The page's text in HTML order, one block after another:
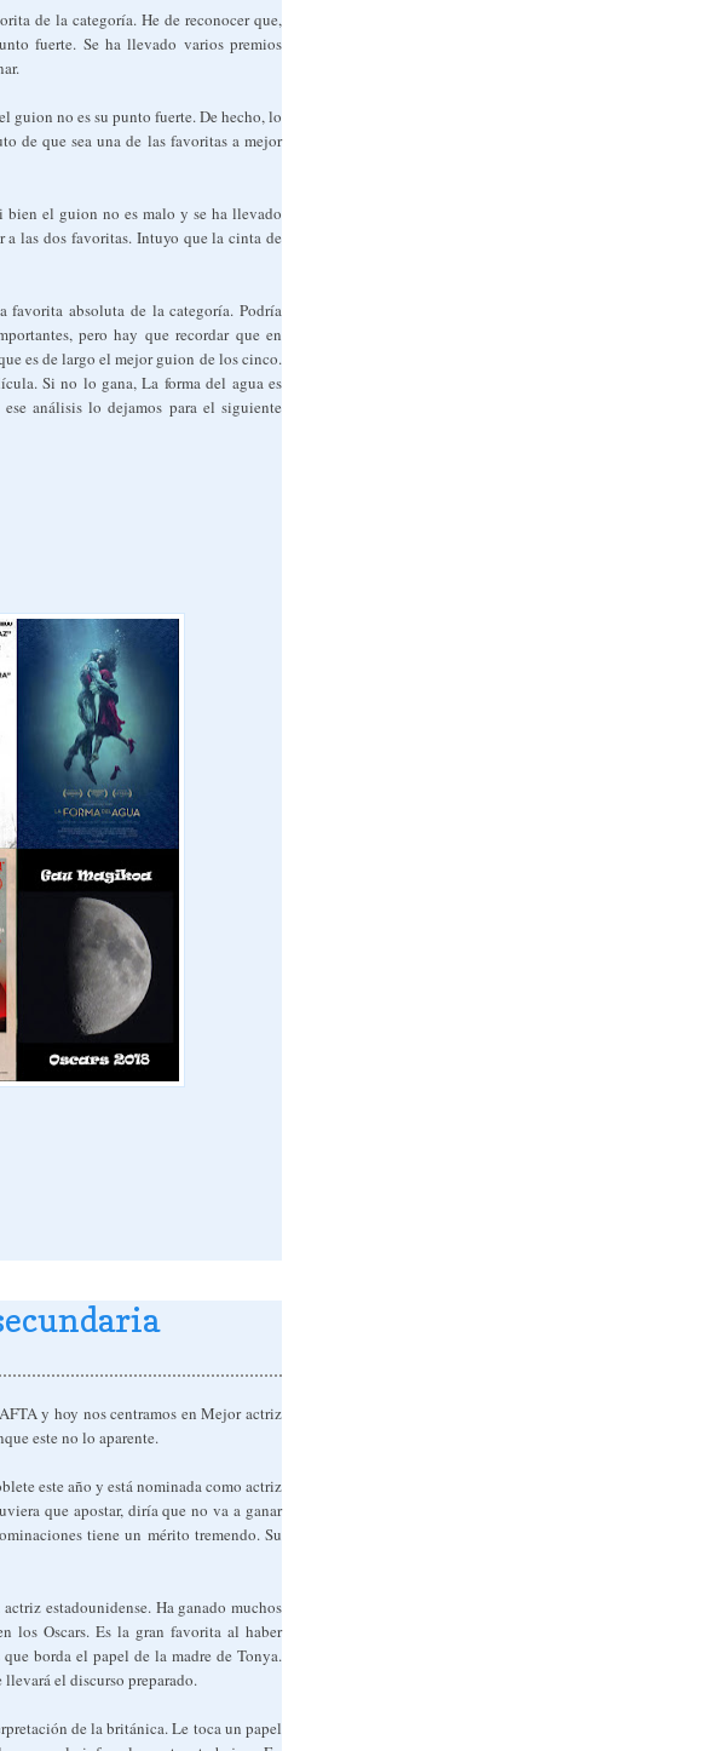
de la categoría. He de reconocer que,
fuerte. Se ha llevado varios premios
guion no es su punto fuerte. De hecho, lo
de que sea una de las favoritas a mejor
bien el guion no es malo y se ha llevado
a las dos favoritas. Intuyo que la cinta de
favorita absoluta de la categoría. Podría
pero hay que recordar que en
es de largo el mejor guion de los cinco.
Si no lo gana, La forma del agua es
análisis lo dejamos para el siguiente
y hoy nos centramos en Mejor actriz
este no lo aparente.
este año y está nominada como actriz
que apostar, diría que no va a ganar
tiene un mérito tremendo. Su
estadounidense. Ha ganado muchos
los Oscars. Es la gran favorita al haber
borda el papel de la madre de Tonya.
llevará el discurso preparado.
de la británica. Le toca un papel